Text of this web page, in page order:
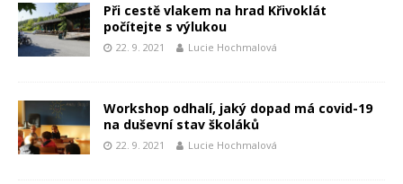
Při cestě vlakem na hrad Křivoklát
počítejte s výlukou
22. 9. 2021 Lucie Hochmalová
Workshop odhalí, jaký dopad má covid-19
na duševní stav školáků
22. 9. 2021 Lucie Hochmalová